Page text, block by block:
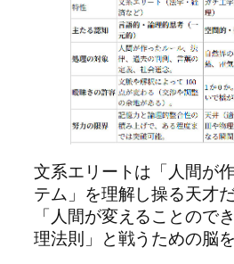
文系エリートは「人間が
テム」を理解し操る天才
「人間が変えることので
理法則」と戦うための脳